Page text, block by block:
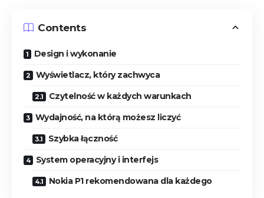
Contents
Design i wykonanie
Wyświetlacz, który zachwyca
Czytelność w każdych warunkach
Wydajność, na którą możesz liczyć
Szybka łączność
System operacyjny i interfejs
Nokia P1 rekomendowana dla każdego